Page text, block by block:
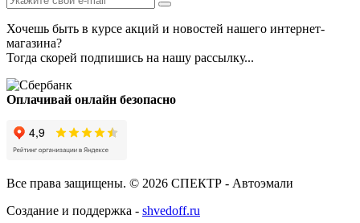
Хочешь быть в курсе акций и новостей нашего интернет-
магазина?
Тогда скорей подпишись на нашу рассылку...
Оплачивай онлайн безопасно
Все права защищены. © 2026 СПЕКТР - Автоэмали
Создание и поддержка - shvedoff.ru